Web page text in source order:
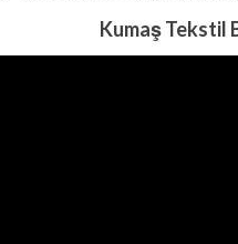
Kumaş Tekstil